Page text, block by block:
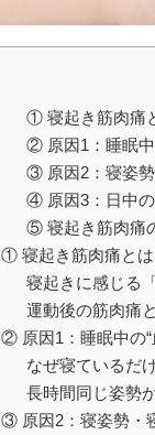
① 寝起き筋肉痛
② 原因1：睡眠中
③ 原因2：寝姿
④ 原因3：日中の
⑤ 寝起き筋肉痛
① 寝起き筋肉痛とは
寝起きに感じる
運動後の筋肉痛
② 原因1：睡眠中の“
なぜ寝ているだ
長時間同じ姿勢
③ 原因2：寝姿勢・